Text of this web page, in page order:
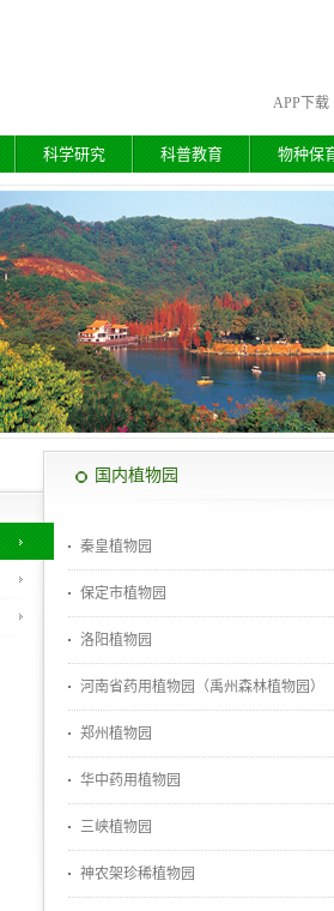
APP下载
科学研究 科普教育 物种保
国内植物园
秦皇植物园
保定市植物园
洛阳植物园
河南省药用植物园（禹州森林植物园）
郑州植物园
华中药用植物园
三峡植物园
神农架珍稀植物园